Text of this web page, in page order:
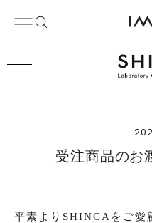
受注商品のお
平素よりSHINCAをご愛